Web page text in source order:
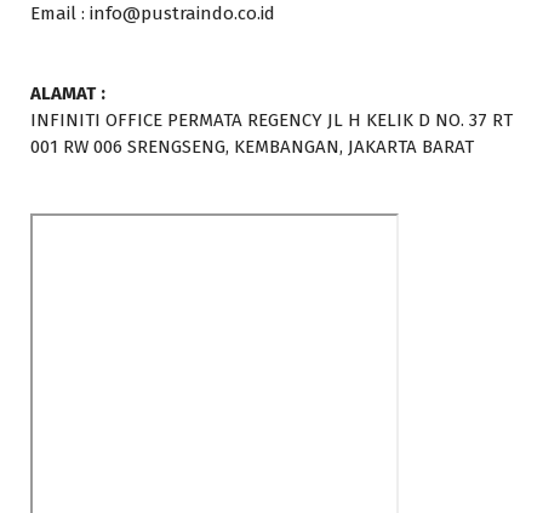
Email : info@pustraindo.co.id
ALAMAT :
INFINITI OFFICE PERMATA REGENCY JL H KELIK D NO. 37 RT
001 RW 006 SRENGSENG, KEMBANGAN, JAKARTA BARAT